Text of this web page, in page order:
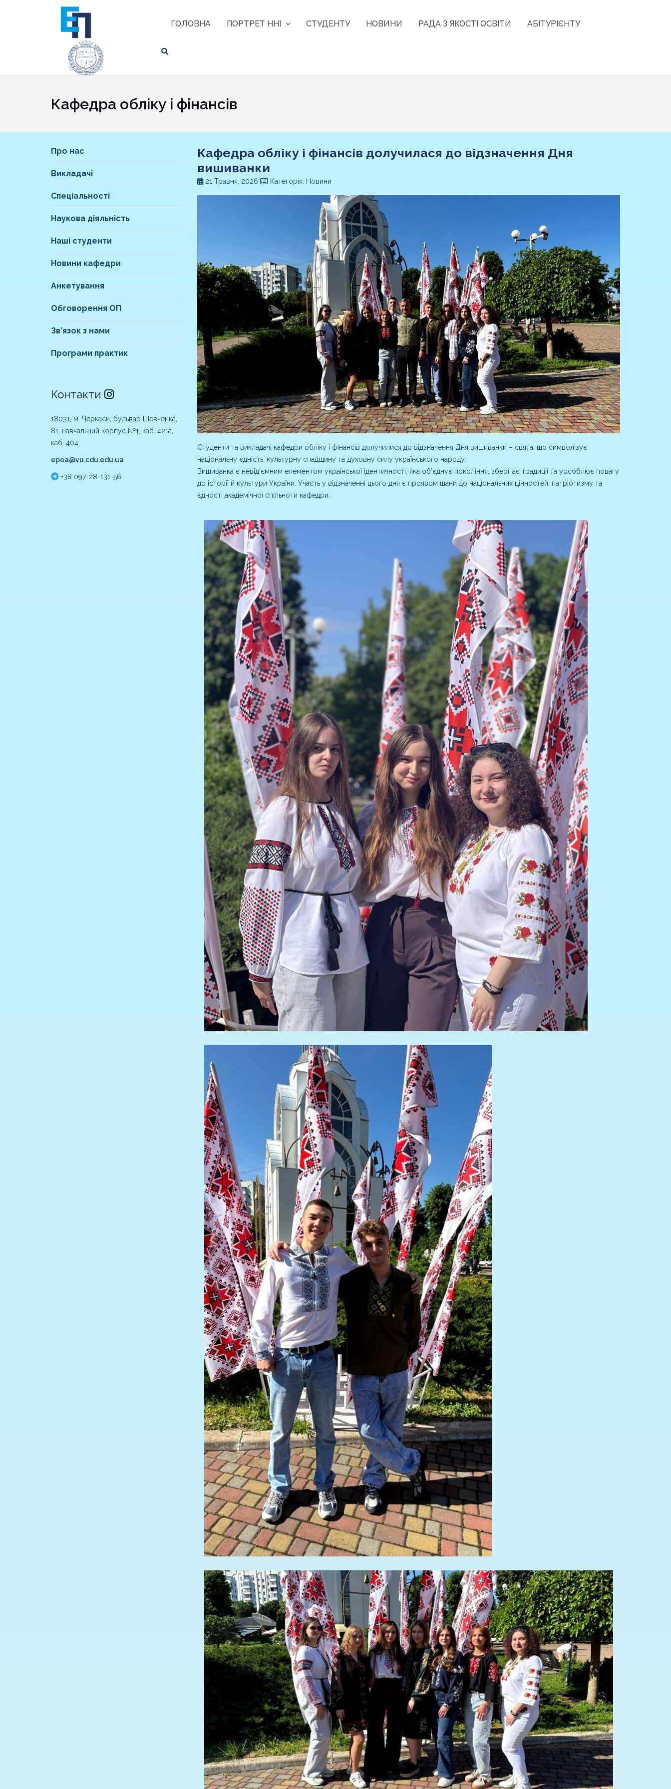
ГОЛОВНА ПОРТРЕТ ННІ СТУДЕНТУ НОВИНИ РАДА З ЯКОСТІ ОСВІТИ АБІТУРІЄНТУ
Кафедра обліку і фінансів
Про нас
Викладачі
Спеціальності
Наукова діяльність
Наші студенти
Новини кафедри
Анкетування
Обговорення ОП
Зв’язок з нами
Програми практик
Контакти
18031, м. Черкаси, бульвар Шевченка,
81, навчальний корпус №1, каб. 421а,
каб. 404.
epoa@vu.cdu.edu.ua
+38 097-28-131-56
Кафедра обліку і фінансів долучилася до відзначення Дня
вишиванки
21 Травня, 2026 Категорія: Новини
Студенти та викладачі кафедри обліку і фінансів долучилися до відзначення Дня вишиванки – свята, що символізує
національну єдність, культурну спадщину та духовну силу українського народу.
Вишиванка є невід’ємним елементом української ідентичності, яка об’єднує покоління, зберігає традиції та уособлює повагу
до історії й культури України. Участь у відзначенні цього дня є проявом шани до національних цінностей, патріотизму та
єдності академічної спільноти кафедри.